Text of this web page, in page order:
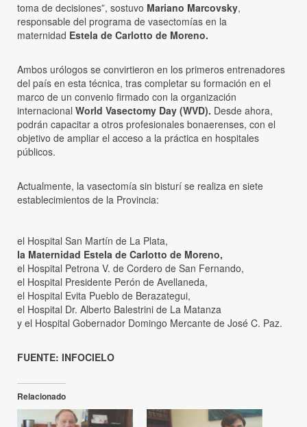
toma de decisiones”, sostuvo Mariano Marcovsky,
responsable del programa de vasectomías en la
maternidad Estela de Carlotto de Moreno.
Ambos urólogos se convirtieron en los primeros entrenadores
del país en esta técnica, tras completar su formación en el
marco de un convenio firmado con la organización
internacional World Vasectomy Day (WVD). Desde ahora,
podrán capacitar a otros profesionales bonaerenses, con el
objetivo de ampliar el acceso a la práctica en hospitales
públicos.
Actualmente, la vasectomía sin bisturí se realiza en siete
establecimientos de la Provincia:
el Hospital San Martín de La Plata,
la Maternidad Estela de Carlotto de Moreno,
el Hospital Petrona V. de Cordero de San Fernando,
el Hospital Presidente Perón de Avellaneda,
el Hospital Evita Pueblo de Berazategui,
el Hospital Dr. Alberto Balestrini de La Matanza
y el Hospital Gobernador Domingo Mercante de José C. Paz.
FUENTE: INFOCIELO
Relacionado